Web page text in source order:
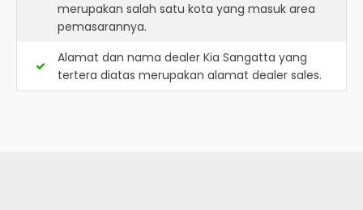
merupakan salah satu kota yang masuk area
pemasarannya.
Alamat dan nama dealer Kia Sangatta yang
tertera diatas merupakan alamat dealer sales.